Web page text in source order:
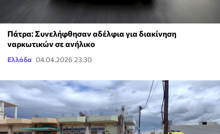
Πάτρα: Συνελήφθησαν αδέλφια για διακίνηση
ναρκωτικών σε ανήλικο
Ελλάδα 04.04.2026 23:30